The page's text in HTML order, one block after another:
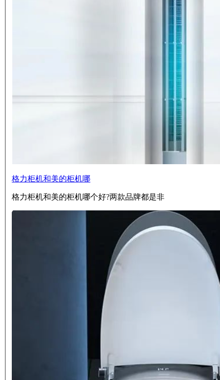
格力柜机和美的柜机哪
格力柜机和美的柜机哪个好?两款品牌都是非